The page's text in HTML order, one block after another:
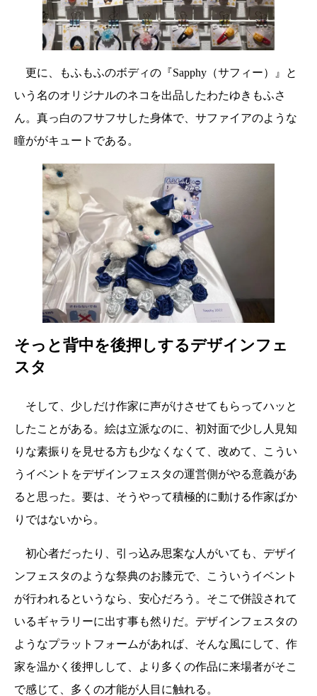
更に、もふもふのボディの『Sapphy（サフィー）』と
いう名のオリジナルのネコを出品したわたゆきもふさ
ん。真っ白のフサフサした身体で、サファイアのような
瞳ががキュートである。
そっと背中を後押しするデザインフェ
スタ
そして、少しだけ作家に声がけさせてもらってハッと
したことがある。絵は立派なのに、初対面で少し人見知
りな素振りを見せる方も少なくなくて、改めて、こうい
うイベントをデザインフェスタの運営側がやる意義があ
ると思った。要は、そうやって積極的に動ける作家ばか
りではないから。
初心者だったり、引っ込み思案な人がいても、デザイ
ンフェスタのような祭典のお膝元で、こういうイベント
が行われるというなら、安心だろう。そこで併設されて
いるギャラリーに出す事も然りだ。デザインフェスタの
ようなプラットフォームがあれば、そんな風にして、作
家を温かく後押しして、より多くの作品に来場者がそこ
で感じて、多くの才能が人目に触れる。